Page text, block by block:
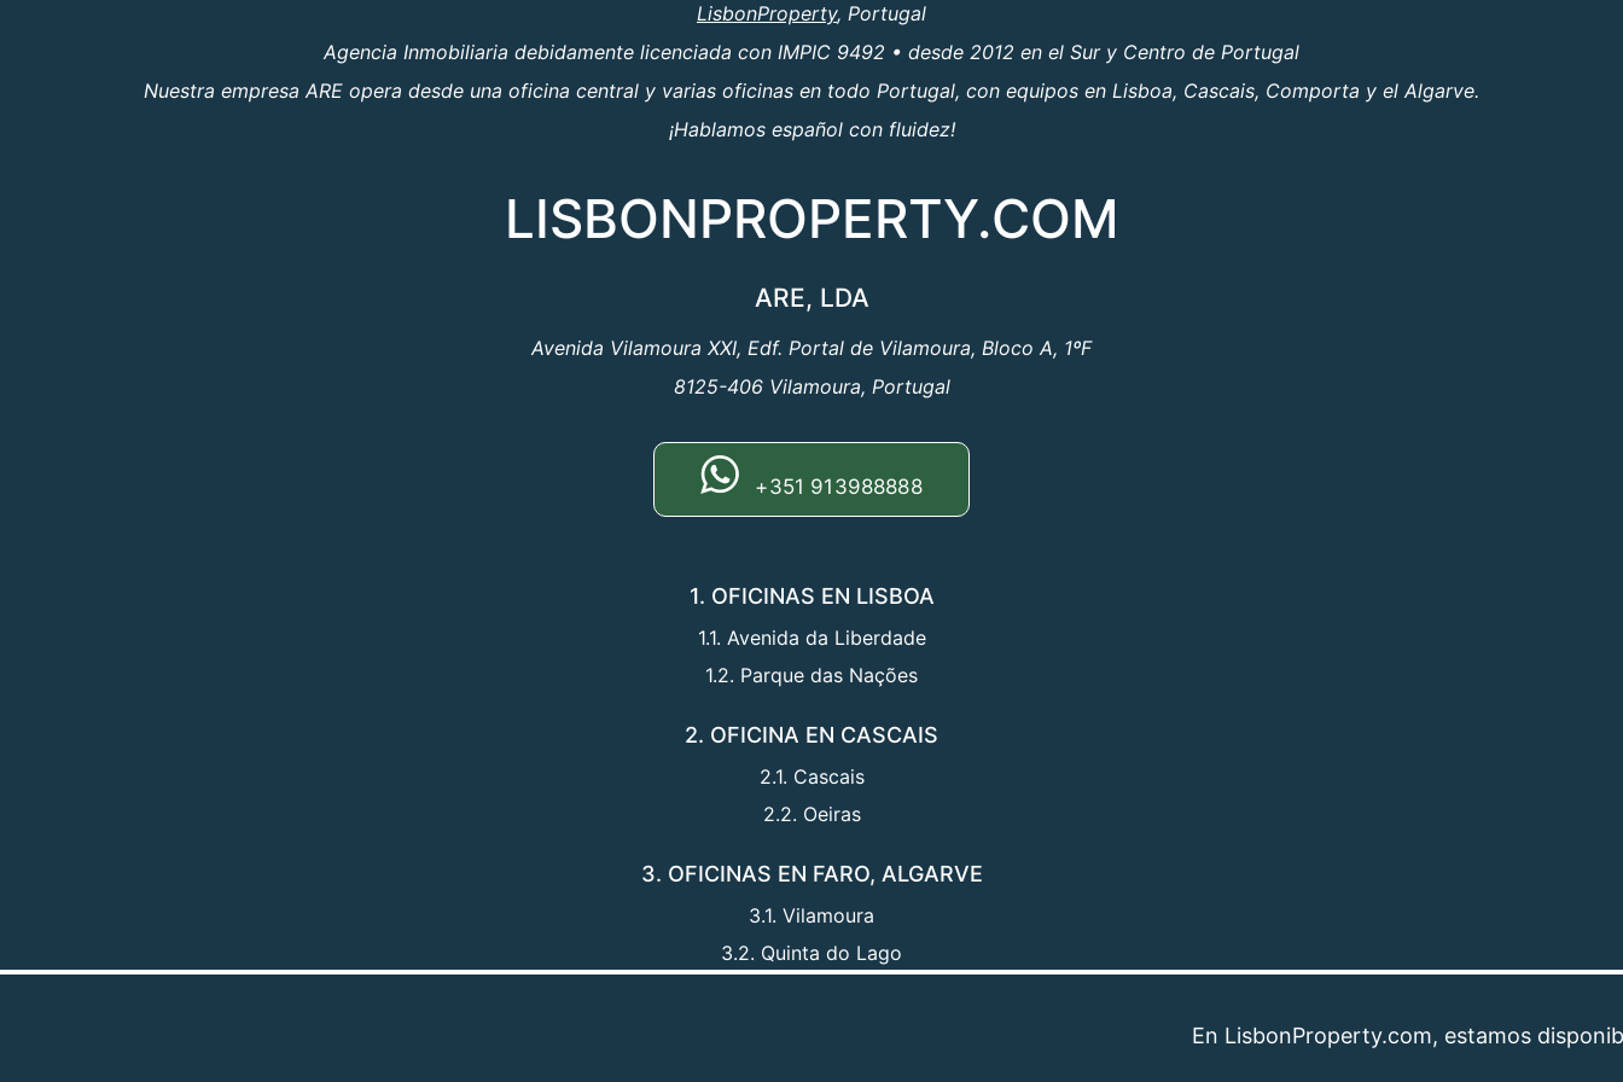
LisbonProperty, Portugal
Agencia Inmobiliaria debidamente licenciada con IMPIC 9492 • desde 2012 en el Sur y Centro de Portugal
Nuestra empresa ARE opera desde una oficina central y varias oficinas en todo Portugal, con equipos en Lisboa, Cascais, Comporta y el Algarve.
¡Hablamos español con fluidez!
LISBONPROPERTY.COM
ARE, LDA
Avenida Vilamoura XXI, Edf. Portal de Vilamoura, Bloco A, 1ºF
8125-406 Vilamoura, Portugal
+351 913988888
1. OFICINAS EN LISBOA
1.1. Avenida da Liberdade
1.2. Parque das Nações
2. OFICINA EN CASCAIS
2.1. Cascais
2.2. Oeiras
3. OFICINAS EN FARO, ALGARVE
3.1. Vilamoura
3.2. Quinta do Lago
En LisbonProperty.com, estamos disponibles